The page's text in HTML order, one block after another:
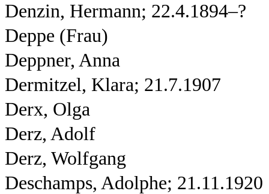
Denzin, Hermann; 22.4.1894–?
Deppe (Frau)
Deppner, Anna
Dermitzel, Klara; 21.7.1907
Derx, Olga
Derz, Adolf
Derz, Wolfgang
Deschamps, Adolphe; 21.11.1920